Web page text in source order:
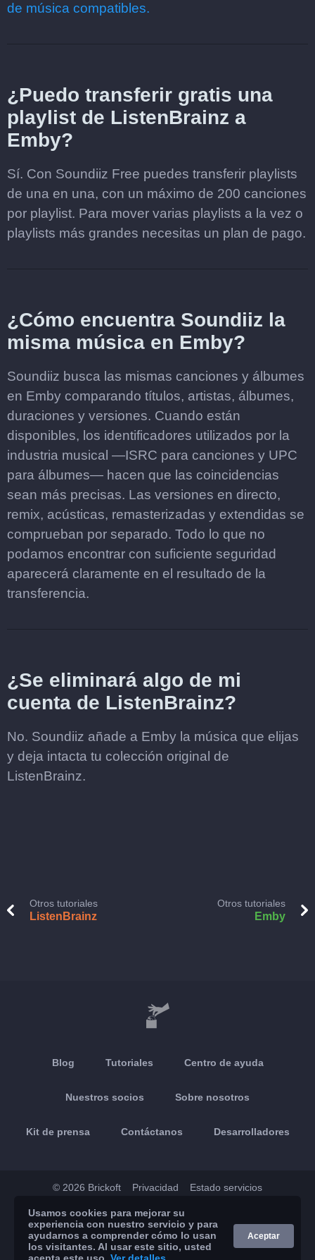
de música compatibles.
¿Puedo transferir gratis una
playlist de ListenBrainz a
Emby?
Sí. Con Soundiiz Free puedes transferir playlists
de una en una, con un máximo de 200 canciones
por playlist. Para mover varias playlists a la vez o
playlists más grandes necesitas un plan de pago.
¿Cómo encuentra Soundiiz la
misma música en Emby?
Soundiiz busca las mismas canciones y álbumes
en Emby comparando títulos, artistas, álbumes,
duraciones y versiones. Cuando están
disponibles, los identificadores utilizados por la
industria musical —ISRC para canciones y UPC
para álbumes— hacen que las coincidencias
sean más precisas. Las versiones en directo,
remix, acústicas, remasterizadas y extendidas se
comprueban por separado. Todo lo que no
podamos encontrar con suficiente seguridad
aparecerá claramente en el resultado de la
transferencia.
¿Se eliminará algo de mi
cuenta de ListenBrainz?
No. Soundiiz añade a Emby la música que elijas
y deja intacta tu colección original de
ListenBrainz.
Otros tutoriales
ListenBrainz
Otros tutoriales
Emby
Blog Tutoriales Centro de ayuda
Nuestros socios Sobre nosotros
Kit de prensa Contáctanos Desarrolladores
© 2026 Brickoft Privacidad Estado servicios
App Store Google Play
Usamos cookies para mejorar su
experiencia con nuestro servicio y para
ayudarnos a comprender cómo lo usan
los visitantes. Al usar este sitio, usted
Aceptar